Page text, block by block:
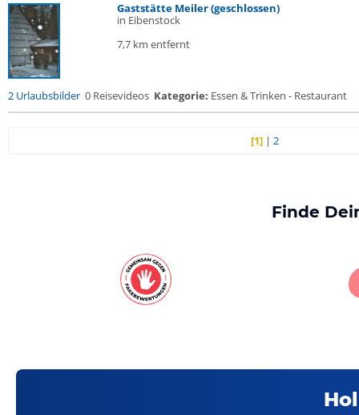
Gaststätte Meiler (geschlossen)
in Eibenstock
7,7 km entfernt
2 Urlaubsbilder 0 Reisevideos Kategorie: Essen & Trinken - Restaurant
[1] |2
Finde